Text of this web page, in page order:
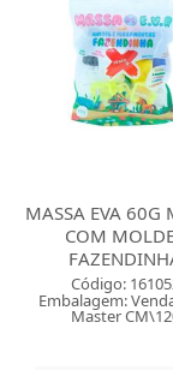
MASSA EVA 60G
COM
Código:
Embalagem:
Master